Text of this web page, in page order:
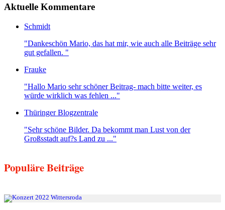
Aktuelle Kommentare
Schmidt
"Dankeschön Mario, das hat mir, wie auch alle Beiträge sehr
gut gefallen. "
Frauke
"Hallo Mario sehr schöner Beitrag- mach bitte weiter, es
würde wirklich was fehlen ..."
Thüringer Blogzentrale
"Sehr schöne Bilder. Da bekommt man Lust von der
Großsstadt auf?s Land zu ..."
Populäre Beiträge